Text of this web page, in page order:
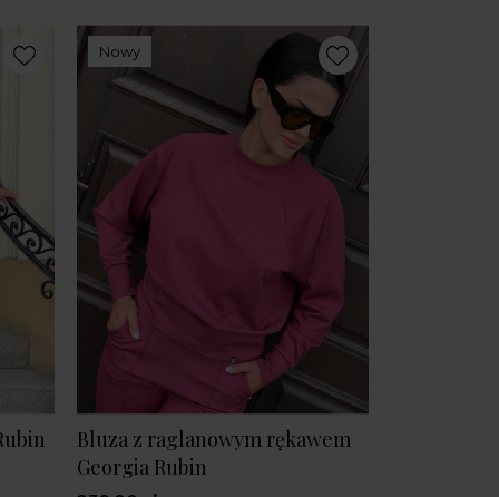
Nowy
Bluza z raglanowym rękawem
Georgia Rubin